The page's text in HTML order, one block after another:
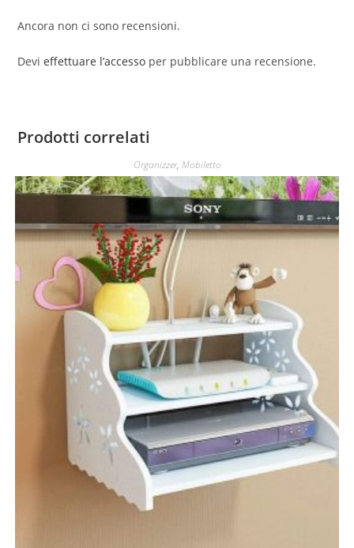
Ancora non ci sono recensioni.
Devieffettuare l’accesso per pubblicare una recensione.
Prodotti correlati
Organizzer, Mobiletto